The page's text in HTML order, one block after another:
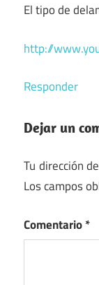
El tipo de
http://
Responder
Dejar un
Tu dirección
Los campos
Comentario*